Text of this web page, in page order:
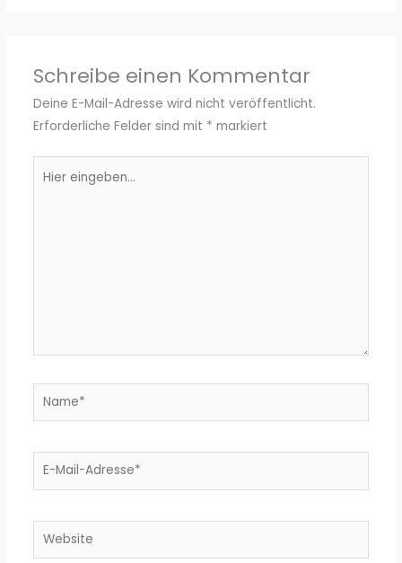
Schreibe einen Kommentar
Deine E-Mail-Adresse wird nicht veröffentlicht.
Erforderliche Felder sind mit * markiert
eingeben…
Name*
E-
Website